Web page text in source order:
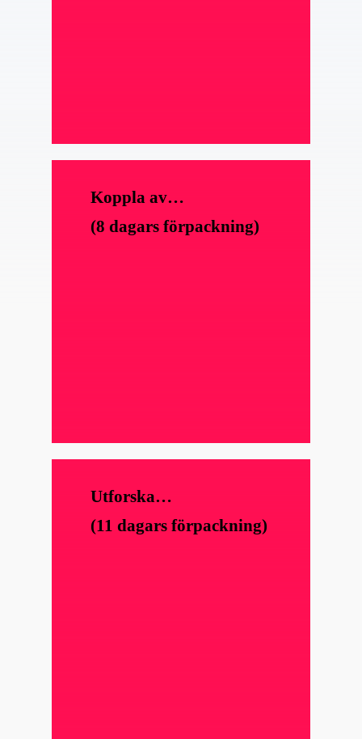
Koppla av…
(8 dagars förpackning)
Utforska…
(11 dagars förpackning)